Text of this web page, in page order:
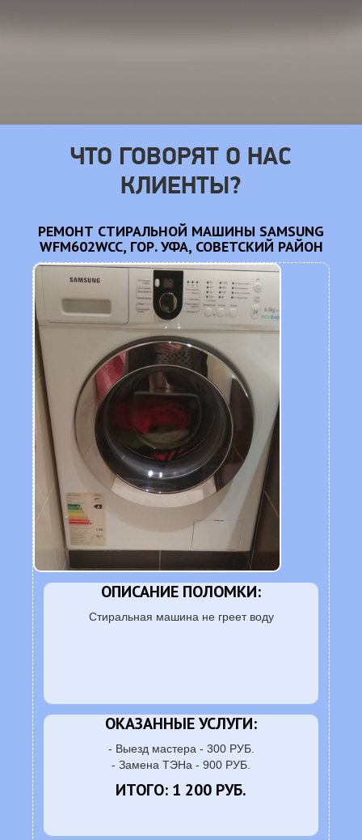
ЧТО ГОВОРЯТ О НАС
КЛИЕНТЫ?
РЕМОНТ СТИРАЛЬНОЙ МАШИНЫ SAMSUNG
WFM602WCC, ГОР. УФА, СОВЕТСКИЙ РАЙОН
ОПИСАНИЕ ПОЛОМКИ:
Стиральная машина не греет воду
ОКАЗАННЫЕ УСЛУГИ:
- Выезд мастера - 300 РУБ.
- Замена ТЭНа - 900 РУБ.
ИТОГО: 1 200 РУБ.